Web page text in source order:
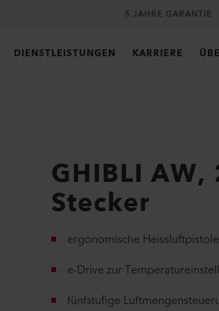
5 JAHRE GARANTIE
DIENSTLEISTUNGEN KARRIERE
GHIBLI
Stecker
ergonomische Heissluftpistole
e-Drive zur
fünfstufige